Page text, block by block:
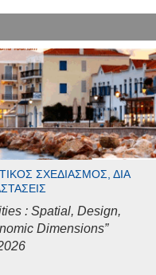
ΣΧΕΔΙΑΣΜΌΣ, ΔΙΆ
: Spatial, Design,
Dimensions”